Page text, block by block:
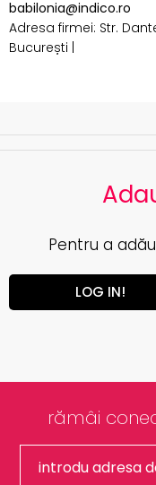
babilonia@indico.ro
Adresa firmei: Str.
București |
Pentru a
LOG IN!
rămâi